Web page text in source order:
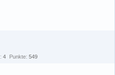
4 Punkte 549